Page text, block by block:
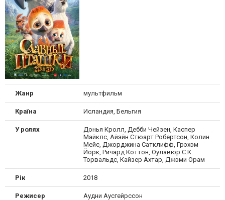
Жанр мультфильм
Країна Исландия, Бельгия
У ролях
Донья Кролл, Дебби Чейзен, Каспер
Майклс, Айэйн Стюарт Робертсон, Колин
Мейс, Джорджина Сатклифф, Грэхэм
Йорк, Ричард Коттон, Оулавюр С.К.
Торвальдс, Кайзер Ахтар, Джэми Орам
Рік 2018
Режисер Аудни Аусгейрссон